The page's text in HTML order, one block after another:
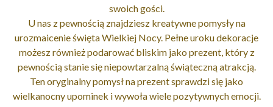
swoich gości.
U nas z pewnością znajdziesz kreatywne pomysły na
urozmaicenie święta Wielkiej Nocy. Pełne uroku dekoracje
możesz również podarować bliskim jako prezent, który z
pewnością stanie się niepowtarzalną świąteczną atrakcją.
Ten oryginalny pomysł na prezent sprawdzi się jako
wielkanocny upominek i wywoła wiele pozytywnych emocji.